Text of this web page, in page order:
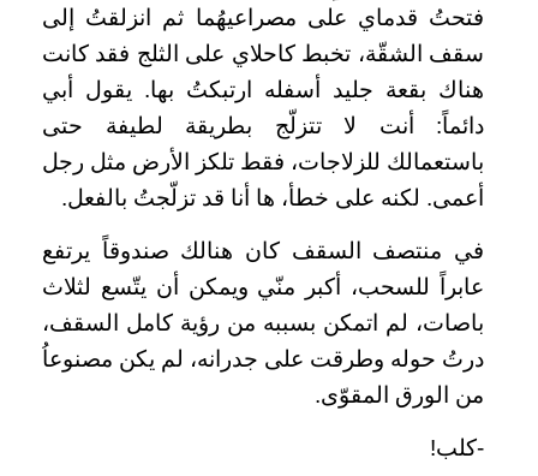
فتحتُ قدماي على مصراعيهُما ثم انزلقتُ إلى
سقف الشقّة، تخبط كاحلاي على الثلج فقد كانت
هناك بقعة جليد أسفله ارتبكتُ بها. يقول أبي
دائماً: أنت لا تتزلّج بطريقة لطيفة حتى
باستعمالك للزلاجات، فقط تلكز الأرض مثل رجل
أعمى. لكنه على خطأ، ها أنا قد تزلّجتُ بالفعل.
في منتصف السقف كان هنالك صندوقاً يرتفع
عابراً للسحب، أكبر منّي ويمكن أن يتّسع لثلاث
باصات، لم اتمكن بسببه من رؤية كامل السقف،
درتُ حوله وطرقت على جدرانه، لم يكن مصنوعاُ
من الورق المقوّى.
-كلب!